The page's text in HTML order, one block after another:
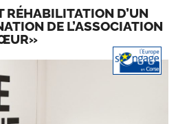
RÉHABILITATION D’UN
DE L’ASSOCIATION